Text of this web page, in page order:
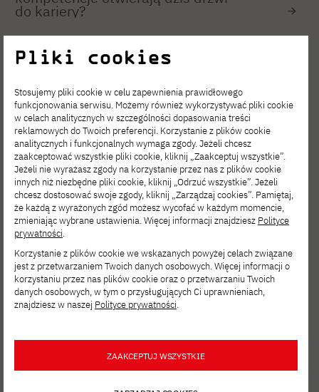
do kariery?
AKTUALNOŚCI CZE 08, 2026
Studenci WZI wśród jednych
z najlepszych zespołów Akademickich
Mistrzostw Menedżerskich
AKTUALNOŚCI LUT 15, 2026
Level Up: Zarządzanie Informacją –
podejmij wyzwanie biznesowe
z wykorzystaniem AI
AKTUALNOŚCI LUT 13, 2026
Webinar informacyjny: Zarządzanie
Informacją (studia II stopnia)
STY 09, 2026
Pliki cookies
Stosujemy pliki cookie w celu zapewnienia prawidłowego
funkcjonowania serwisu. Możemy również wykorzystywać pliki cookie
w celach analitycznych w szczególności dopasowania treści
reklamowych do Twoich preferencji. Korzystanie z plików cookie
analitycznych i funkcjonalnych wymaga zgody. Jeżeli chcesz
zaakceptować wszystkie pliki cookie, kliknij „Zaakceptuj wszystkie”.
Jeżeli nie wyrażasz zgody na korzystanie przez nas z plików cookie
innych niż niezbędne pliki cookie, kliknij „Odrzuć wszystkie”. Jeżeli
chcesz dostosować swoje zgody, kliknij „Zarządzaj cookies”. Pamiętaj,
że każdą z wyrażonych zgód możesz wycofać w każdym momencie,
zmieniając wybrane ustawienia. Więcej informacji znajdziesz Polityce
prywatności.
Korzystanie z plików cookie we wskazanych powyżej celach związane
jest z przetwarzaniem Twoich danych osobowych. Więcej informacji o
korzystaniu przez nas plików cookie oraz o przetwarzaniu Twoich
danych osobowych, w tym o przysługujących Ci uprawnieniach,
znajdziesz w naszej Polityce prywatności.
ZAAKCEPTUJ WSZYSTKIE